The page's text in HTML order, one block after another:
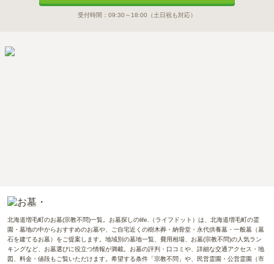
受付時間： 09:30～18:00 （土日祝も対応）
北海道増毛町のお墓(宗教不問)一覧。お墓探しのlife.（ライフドット）は、北海道増毛町の霊
園・墓地の中からおすすめのお墓や、ご自宅近くの樹木葬・納骨堂・永代供養墓・一般墓（墓
石を建てるお墓）をご提案します。地域別の墓地一覧、費用相場、お墓(宗教不問)の人気ラン
キングなど、お墓選びに役立つ情報が満載。お墓の評判・口コミや、詳細な交通アクセス・地
図、料金・値段もご覧いただけます。希望する条件「宗教不問」や、民営霊園・公営霊園（市